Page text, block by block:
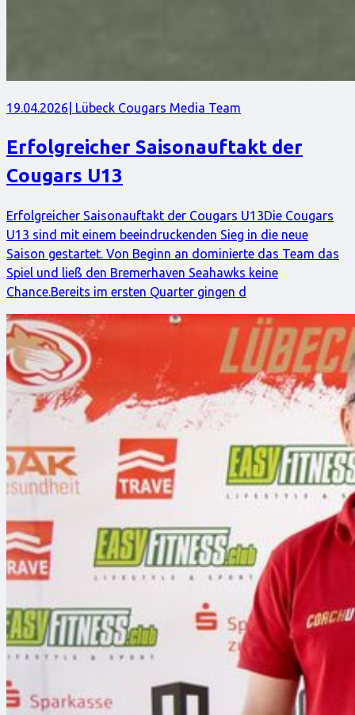
19.04.2026 | Lübeck Cougars Media Team
Erfolgreicher Saisonauftakt der
Cougars U13
Erfolgreicher Saisonauftakt der Cougars U13Die Cougars
U13 sind mit einem beeindruckenden Sieg in die neue
Saison gestartet. Von Beginn an dominierte das Team das
Spiel und ließ den Bremerhaven Seahawks keine
Chance.Bereits im ersten Quarter gingen d